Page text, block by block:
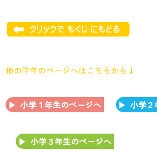
他の学年のページへはこちらから↓
小学１年生のページへ 小学
小学３年生のページへ